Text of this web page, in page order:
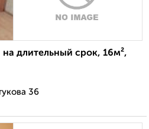
длительный срок, 16м²,
36